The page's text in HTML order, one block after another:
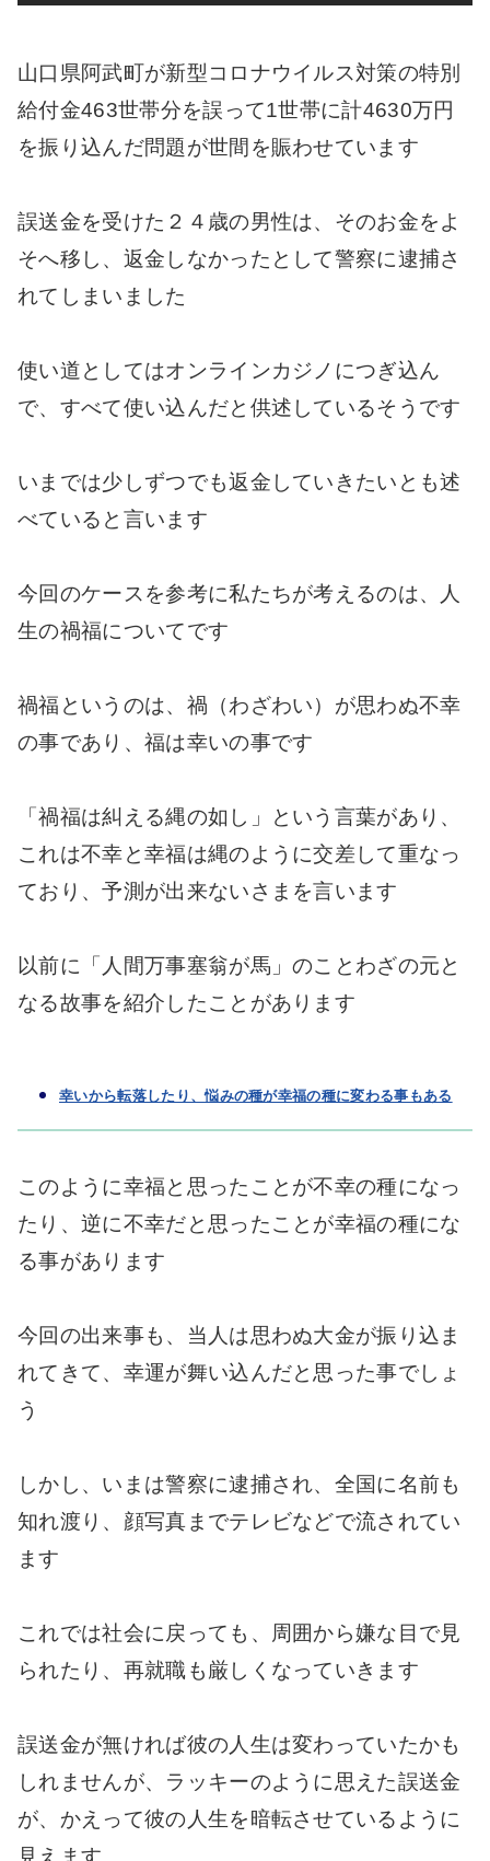
山口県阿武町が新型コロナウイルス対策の特別
給付金463世帯分を誤って1世帯に計4630万円
を振り込んだ問題が世間を賑わせています
誤送金を受けた２４歳の男性は、そのお金をよ
そへ移し、返金しなかったとして警察に逮捕さ
れてしまいました
使い道としてはオンラインカジノにつぎ込ん
で、すべて使い込んだと供述しているそうです
いまでは少しずつでも返金していきたいとも述
べていると言います
今回のケースを参考に私たちが考えるのは、人
生の禍福についてです
禍福というのは、禍（わざわい）が思わぬ不幸
の事であり、福は幸いの事です
「禍福は糾える縄の如し」という言葉があり、
これは不幸と幸福は縄のように交差して重なっ
ており、予測が出来ないさまを言います
以前に「人間万事塞翁が馬」のことわざの元と
なる故事を紹介したことがあります
幸いから転落したり、悩みの種が幸福の種に変わる事もある
このように幸福と思ったことが不幸の種になっ
たり、逆に不幸だと思ったことが幸福の種にな
る事があります
今回の出来事も、当人は思わぬ大金が振り込ま
れてきて、幸運が舞い込んだと思った事でしょ
う
しかし、いまは警察に逮捕され、全国に名前も
知れ渡り、顔写真までテレビなどで流されてい
ます
これでは社会に戻っても、周囲から嫌な目で見
られたり、再就職も厳しくなっていきます
誤送金が無ければ彼の人生は変わっていたかも
しれませんが、ラッキーのように思えた誤送金
が、かえって彼の人生を暗転させているように